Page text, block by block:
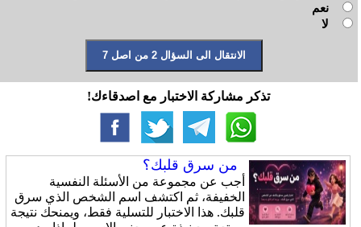
نعم
لا
تذكر مشاركة الاختبار مع اصدقاءك!
من سرق قلبك؟
أجب عن مجموعة من الأسئلة النفسية
الخفيفة، ثم اكتشف اسم الشخص الذي سرق
قلبك. هذا الاختبار للتسلية فقط، ويمنحك نتيجة